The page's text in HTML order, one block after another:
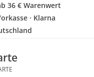
36 € Warenwert
· Klarna